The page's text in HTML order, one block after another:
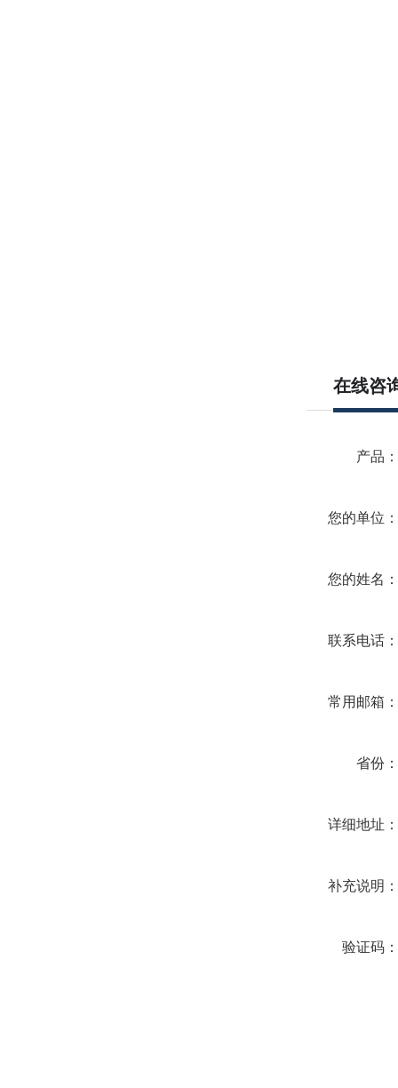
在线咨
产品
您的单位
您的姓名
联系电话
常用邮箱
省份
详细地址
补充说明
验证码